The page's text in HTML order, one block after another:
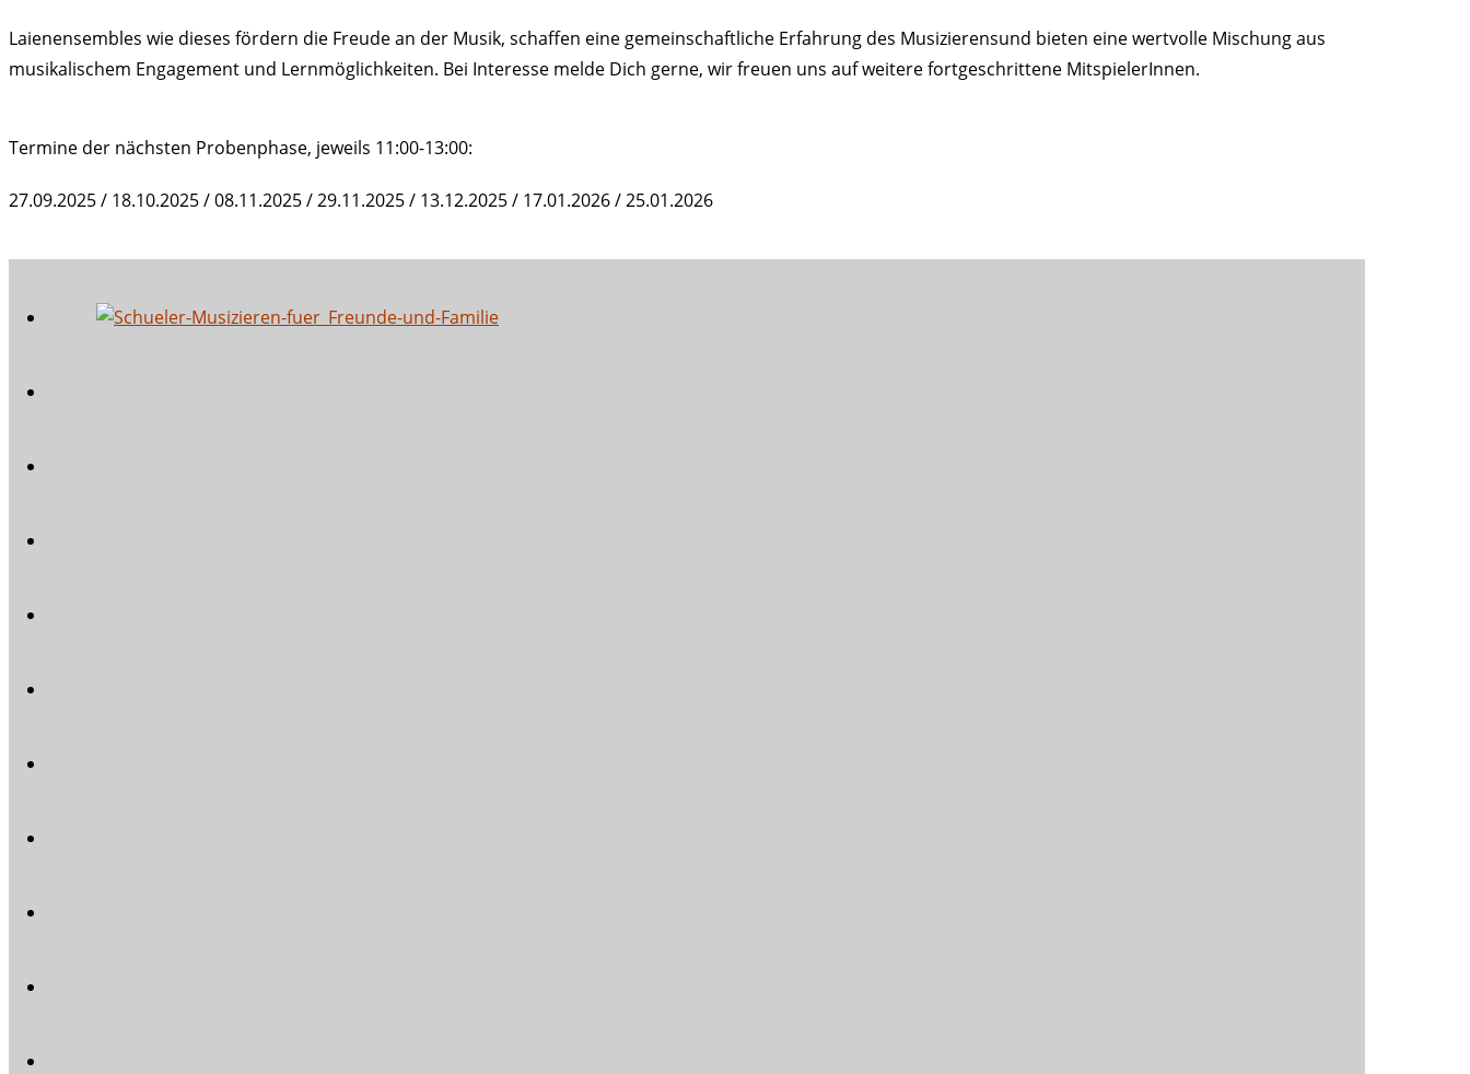
Laienensembles wie dieses fördern die Freude an der Musik, schaffen eine gemeinschaftliche Erfahrung des Musizierensund bieten eine wertvolle Mischung aus
musikalischem Engagement und Lernmöglichkeiten. Bei Interesse melde Dich gerne, wir freuen uns auf weitere fortgeschrittene MitspielerInnen.
Termine der nächsten Probenphase, jeweils 11:00-13:00:
27.09.2025 / 18.10.2025 / 08.11.2025 / 29.11.2025 / 13.12.2025 / 17.01.2026 / 25.01.2026